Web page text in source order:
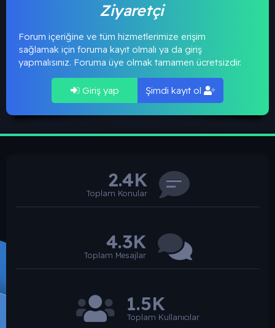
Ziyaretçi
Forum içeriğine ve tüm hizmetlerimize erişim
sağlamak için foruma kayıt olmalı ya da giriş
yapmalısınız. Foruma üye olmak tamamen ücretsizdir.
Giriş yap Şimdi kayıt ol
2.4K
Toplam Konular
4.3K
Toplam Mesajlar
1.5K
Toplam Kullanıcılar